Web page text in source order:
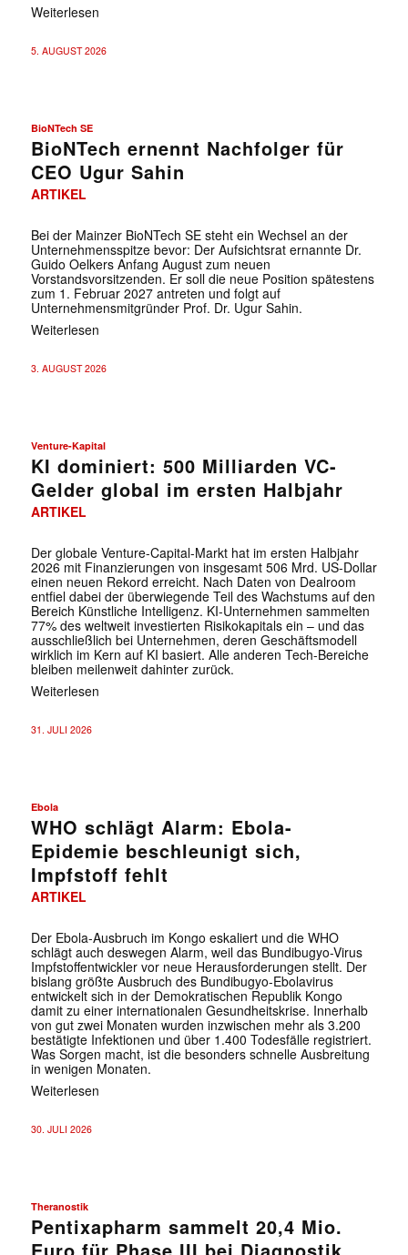
Weiterlesen
5. AUGUST 2026
BioNTech SE
BioNTech ernennt Nachfolger für
CEO Ugur Sahin
ARTIKEL
Bei der Mainzer BioNTech SE steht ein Wechsel an der
Unternehmensspitze bevor: Der Aufsichtsrat ernannte Dr.
Guido Oelkers Anfang August zum neuen
Vorstandsvorsitzenden. Er soll die neue Position spätestens
zum 1. Februar 2027 antreten und folgt auf
Unternehmensmitgründer Prof. Dr. Ugur Sahin.
Weiterlesen
3. AUGUST 2026
Venture-Kapital
KI dominiert: 500 Milliarden VC-
Gelder global im ersten Halbjahr
ARTIKEL
Der globale Venture-Capital-Markt hat im ersten Halbjahr
2026 mit Finanzierungen von insgesamt 506 Mrd. US-Dollar
einen neuen Rekord erreicht. Nach Daten von Dealroom
entfiel dabei der überwiegende Teil des Wachstums auf den
Bereich Künstliche Intelligenz. KI-Unternehmen sammelten
77% des weltweit investierten Risikokapitals ein – und das
ausschließlich bei Unternehmen, deren Geschäftsmodell
wirklich im Kern auf KI basiert. Alle anderen Tech-Bereiche
bleiben meilenweit dahinter zurück.
Weiterlesen
31. JULI 2026
Ebola
WHO schlägt Alarm: Ebola-
Epidemie beschleunigt sich,
Impfstoff fehlt
ARTIKEL
Der Ebola-Ausbruch im Kongo eskaliert und die WHO
schlägt auch deswegen Alarm, weil das Bundibugyo-Virus
Impfstoffentwickler vor neue Herausforderungen stellt. Der
bislang größte Ausbruch des Bundibugyo-Ebolavirus
entwickelt sich in der Demokratischen Republik Kongo
damit zu einer internationalen Gesundheitskrise. Innerhalb
von gut zwei Monaten wurden inzwischen mehr als 3.200
bestätigte Infektionen und über 1.400 Todesfälle registriert.
Was Sorgen macht, ist die besonders schnelle Ausbreitung
in wenigen Monaten.
Weiterlesen
30. JULI 2026
Theranostik
Pentixapharm sammelt 20,4 Mio.